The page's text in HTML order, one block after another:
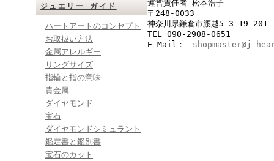
ジュエリー ガイド
ハートアートのコンセプト
お取扱い方法
金属アレルギー
リングサイズ
指輪と指の意味
貴金属
ダイヤモンド
宝石
ダイヤモンドシミュラント
鑑定書と鑑別書
宝石のカット
運営責任者 松本浩子
〒248-0033
神奈川県鎌倉市腰越5-3-19-201
TEL 090-2908-0651
E-Mail： shopmaster@j-